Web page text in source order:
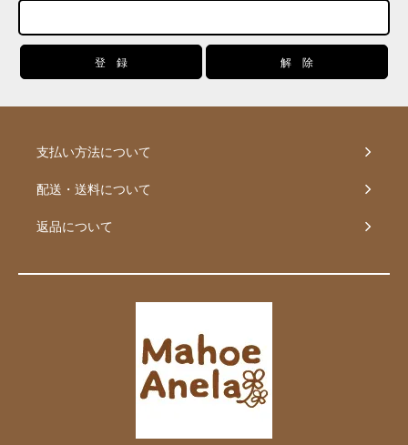
支払い方法について
配送・送料について
返品について